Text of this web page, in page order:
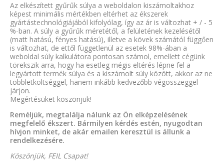
Az elkészített gyűrűk súlya a weboldalon kiszámoltakhoz
képest minimális mértékben eltérhet az ékszerek
gyártástechnológiájából kifolyólag, így az ár is változhat + / - 5
%-ban. A súly a gyűrűk méretétől, a felületének kezelésétől
(matt hatású, fényes hatású), illetve a kövek számától függően
is változhat, de ettől függetlenül az esetek 98%-ában a
weboldal súly kalkulátora pontosan számol, emellett cégünk
törekszik arra, hogy ha esetleg mégis eltérés lépne fel a
legyártott termék súlya és a kiszámolt súly között, akkor az ne
többletköltséggel, hanem inkább kedvezőbb végösszeggel
járjon.
Megértésüket köszönjük!
Reméljük, megtalálja nálunk az Ön elképzelésének
megfelelő ékszert. Bármilyen kérdés estén, nyugodtan
hívjon minket, de akár emailen keresztül is állunk a
rendelkezésére.
Köszönjük, FEIL Csapat!